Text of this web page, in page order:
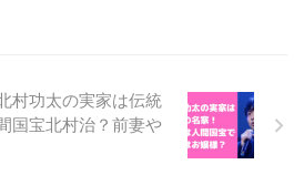
村功太の実家は伝統
国宝北村治？前妻や